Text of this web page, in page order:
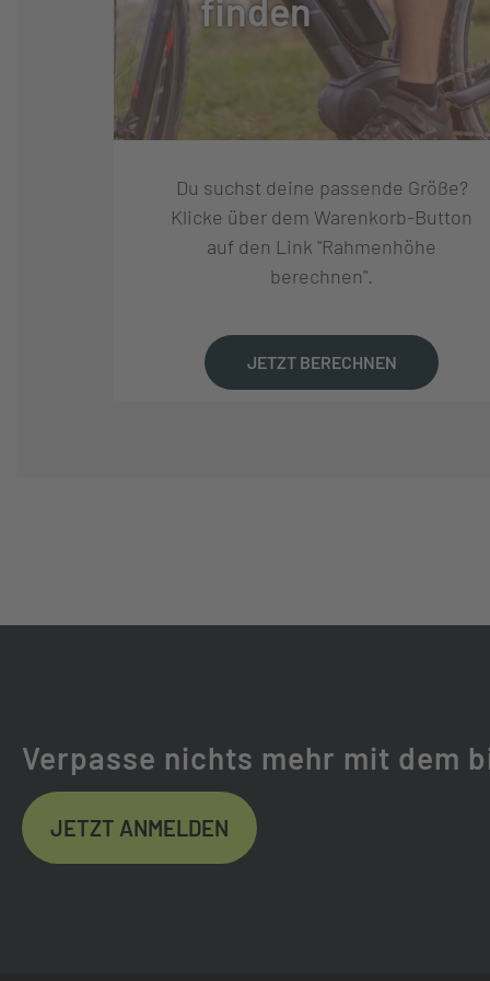
RÜCKTRITT/FREILAUF: FREILAUF
SCHALTUNGSTYP:
SCHALTUNGSHERSTELLE
SHIMANO
SHIMANO CUES
SCHALTHEBEL: SHIMANO
GABELHERSTELLER:
finden
Du suchst deine passende Größe?
Klicke über dem Warenkorb-Button
auf den Link "Rahmenhöhe
berechnen".
JETZT BERECHNEN
Verpasse nichts mehr mit dem
JETZT ANMELDEN